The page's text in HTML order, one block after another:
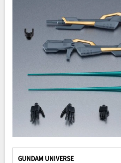
GUNDAM UNIVERSE